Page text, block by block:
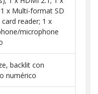
1 x Multi-format SD
reader; 1 x
microphone
backlit con
numérico